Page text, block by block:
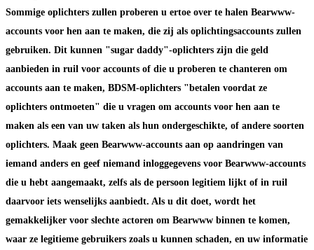
Sommige oplichters zullen proberen u ertoe over te halen Bearwww-
accounts voor hen aan te maken, die zij als oplichtingsaccounts zullen
gebruiken. Dit kunnen "sugar daddy"-oplichters zijn die geld
aanbieden in ruil voor accounts of die u proberen te chanteren om
accounts aan te maken, BDSM-oplichters "betalen voordat ze
oplichters ontmoeten" die u vragen om accounts voor hen aan te
maken als een van uw taken als hun ondergeschikte, of andere soorten
oplichters. Maak geen Bearwww-accounts aan op aandringen van
iemand anders en geef niemand inloggegevens voor Bearwww-accounts
die u hebt aangemaakt, zelfs als de persoon legitiem lijkt of in ruil
daarvoor iets wenselijks aanbiedt. Als u dit doet, wordt het
gemakkelijker voor slechte actoren om Bearwww binnen te komen,
waar ze legitieme gebruikers zoals u kunnen schaden, en uw informatie